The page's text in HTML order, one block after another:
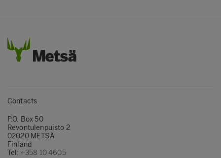
Contacts
P.O. Box 50
Revontulenpuisto 2
02020 METSÄ
Finland
Tel: +358 10 4605